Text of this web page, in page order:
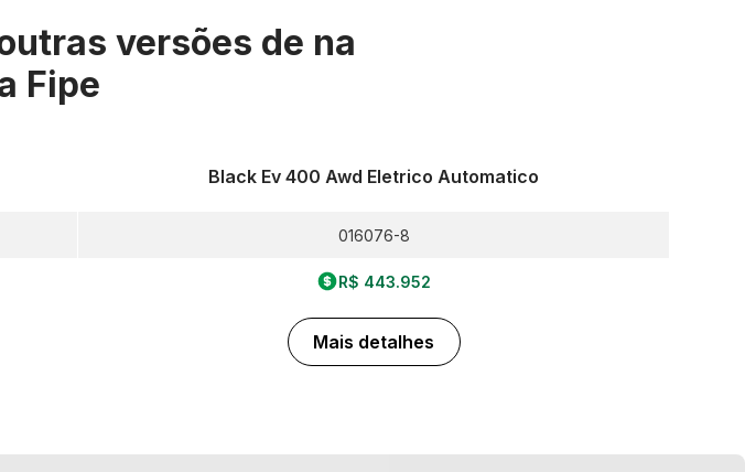
versões de na
Fipe
Black Ev 400 Awd Eletrico Automatico
016076-8
R$ 443.952
Mais detalhes